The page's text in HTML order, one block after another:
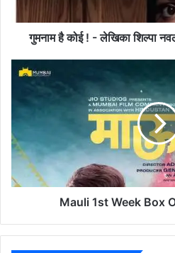
शि
ल
क
यां
गुमनाम है कोई ! - लेखिका शिल्पा
M
1
s
W
Mauli 1st Week Box